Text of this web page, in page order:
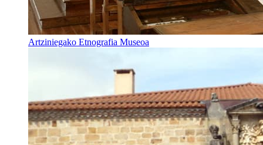
Artziniegako Etnografia Museoa